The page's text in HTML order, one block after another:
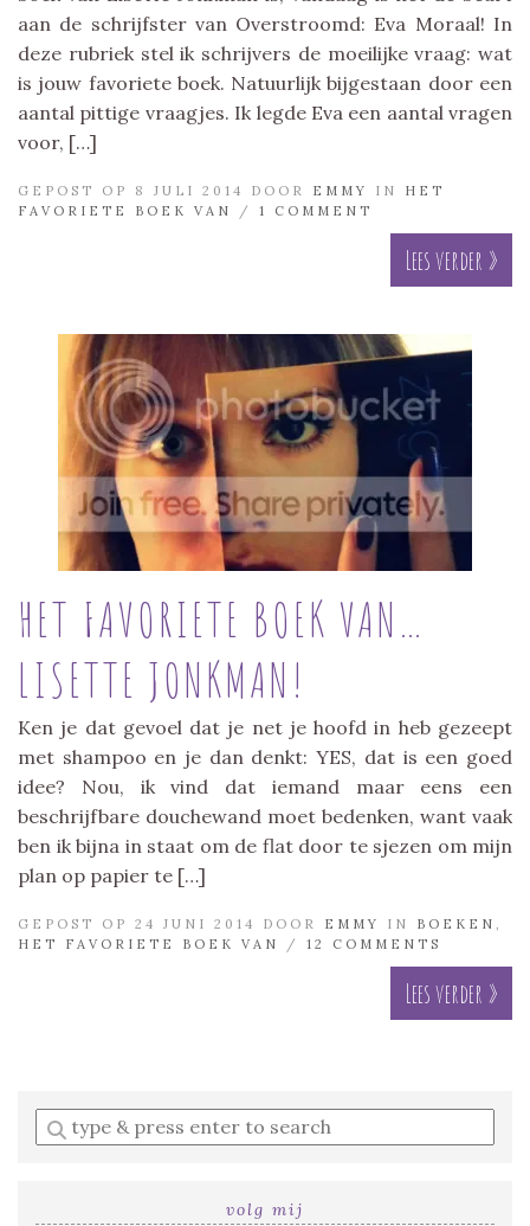
aan de schrijfster van Overstroomd: Eva Moraal! In
deze rubriek stel ik schrijvers de moeilijke vraag: wat
is jouw favoriete boek. Natuurlijk bijgestaan door een
aantal pittige vraagjes. Ik legde Eva een aantal vragen
voor, […]
GEPOST OP 8 JULI 2014 DOOR EMMY IN HET
FAVORIETE BOEK VAN
/ 1 COMMENT
Lees verder »
HET FAVORIETE BOEK VAN…
LISETTE JONKMAN!
Ken je dat gevoel dat je net je hoofd in heb gezeept
met shampoo en je dan denkt: YES, dat is een goed
idee? Nou, ik vind dat iemand maar eens een
beschrijfbare douchewand moet bedenken, want vaak
ben ik bijna in staat om de flat door te sjezen om mijn
plan op papier te […]
GEPOST OP 24 JUNI 2014 DOOR EMMY IN BOEKEN
HET FAVORIETE BOEK VAN
/ 12 COMMENTS
Lees verder »
Enter
a
volg mij